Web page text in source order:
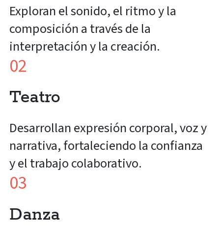
Exploran el sonido, el ritmo y la
composición a través de la
interpretación y la creación.
02
Teatro
Desarrollan expresión corporal, voz y
narrativa, fortaleciendo la confianza
y el trabajo colaborativo.
03
Danza